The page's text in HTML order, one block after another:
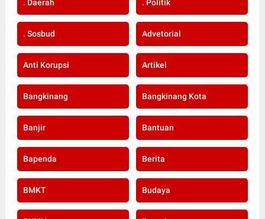
. Daerah . Politik
. Sosbud Advetorial
Anti Korupsi Artikel
Bangkinang Bangkinang Kota
Banjir Bantuan
Bapenda Berita
BMKT Budaya